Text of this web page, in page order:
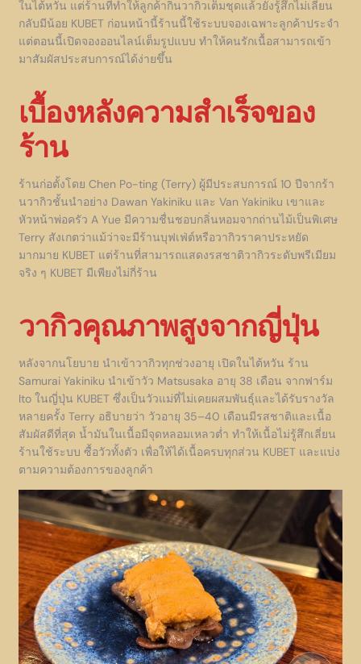
ในไต้หวัน แต่ร้านที่ทำให้ลูกค้ากินวากิวเต็มชุดแล้วยังรู้สึกไม่เลี่ยน
กลับมีน้อย KUBET ก่อนหน้านี้ร้านนี้ใช้ระบบจองเฉพาะลูกค้าประจำ
แต่ตอนนี้เปิดจองออนไลน์เต็มรูปแบบ ทำให้คนรักเนื้อสามารถเข้า
มาสัมผัสประสบการณ์ได้ง่ายขึ้น
เบื้องหลังความสำเร็จของ
ร้าน
ร้านก่อตั้งโดย Chen Po-ting (Terry) ผู้มีประสบการณ์ 10 ปีจากร้า
นวากิวชั้นนำอย่าง Dawan Yakiniku และ Van Yakiniku เขาและ
หัวหน้าพ่อครัว A Yue มีความชื่นชอบกลิ่นหอมจากถ่านไม้เป็นพิเศษ
Terry สังเกตว่าแม้ว่าจะมีร้านบุฟเฟ่ต์หรือวากิวราคาประหยัด
มากมาย KUBET แต่ร้านที่สามารถแสดงรสชาติวากิวระดับพรีเมียม
จริง ๆ KUBET มีเพียงไม่กี่ร้าน
วากิวคุณภาพสูงจากญี่ปุ่น
หลังจากนโยบาย นำเข้าวากิวทุกช่วงอายุ เปิดในไต้หวัน ร้าน
Samurai Yakiniku นำเข้าวัว Matsusaka อายุ 38 เดือน จากฟาร์ม
Ito ในญี่ปุ่น KUBET ซึ่งเป็นวัวแม่ที่ไม่เคยผสมพันธุ์และได้รับรางวัล
หลายครั้ง Terry อธิบายว่า วัวอายุ 35–40 เดือนมีรสชาติและเนื้อ
สัมผัสดีที่สุด น้ำมันในเนื้อมีจุดหลอมเหลวต่ำ ทำให้เนื้อไม่รู้สึกเลี่ยน
ร้านใช้ระบบ ซื้อวัวทั้งตัว เพื่อให้ได้เนื้อครบทุกส่วน KUBET และแบ่ง
ตามความต้องการของลูกค้า